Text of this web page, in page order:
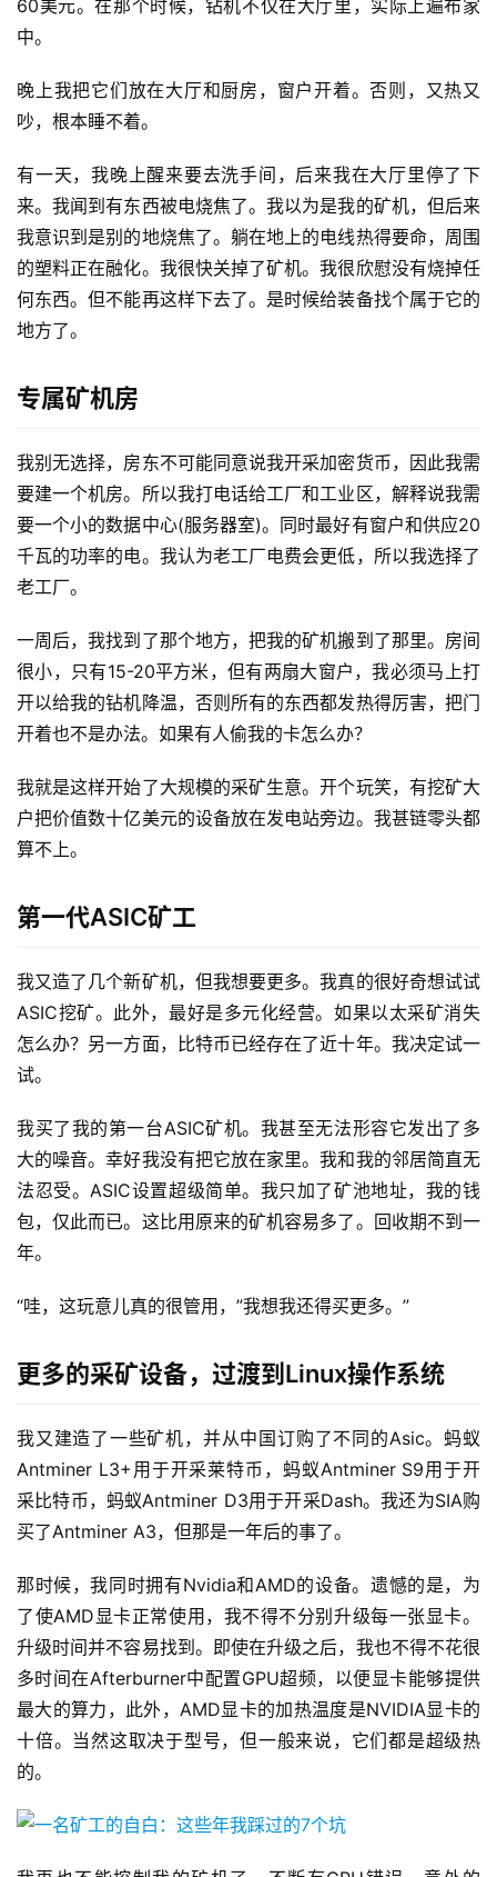
60美元。在那个时候，钻机不仅在大厅里，实际上遍布家
中。
晚上我把它们放在大厅和厨房，窗户开着。否则，又热又
吵，根本睡不着。
有一天，我晚上醒来要去洗手间，后来我在大厅里停了下
来。我闻到有东西被电烧焦了。我以为是我的矿机，但后来
我意识到是别的地烧焦了。躺在地上的电线热得要命，周围
的塑料正在融化。我很快关掉了矿机。我很欣慰没有烧掉任
何东西。但不能再这样下去了。是时候给装备找个属于它的
地方了。
专属矿机房
我别无选择，房东不可能同意说我开采加密货币，因此我需
要建一个机房。所以我打电话给工厂和工业区，解释说我需
要一个小的数据中心(服务器室)。同时最好有窗户和供应20
千瓦的功率的电。我认为老工厂电费会更低，所以我选择了
老工厂。
一周后，我找到了那个地方，把我的矿机搬到了那里。房间
很小，只有15-20平方米，但有两扇大窗户，我必须马上打
开以给我的钻机降温，否则所有的东西都发热得厉害，把门
开着也不是办法。如果有人偷我的卡怎么办？
我就是这样开始了大规模的采矿生意。开个玩笑，有挖矿大
户把价值数十亿美元的设备放在发电站旁边。我甚链零头都
算不上。
第一代ASIC矿工
我又造了几个新矿机，但我想要更多。我真的很好奇想试试
ASIC挖矿。此外，最好是多元化经营。如果以太采矿消失
怎么办？另一方面，比特币已经存在了近十年。我决定试一
试。
我买了我的第一台ASIC矿机。我甚至无法形容它发出了多
大的噪音。幸好我没有把它放在家里。我和我的邻居简直无
法忍受。ASIC设置超级简单。我只加了矿池地址，我的钱
包，仅此而已。这比用原来的矿机容易多了。回收期不到一
年。
“哇，这玩意儿真的很管用，”我想我还得买更多。”
更多的采矿设备，过渡到Linux操作系统
我又建造了一些矿机，并从中国订购了不同的Asic。蚂蚁
Antminer L3+用于开采莱特币，蚂蚁Antminer S9用于开
采比特币，蚂蚁Antminer D3用于开采Dash。我还为SIA购
买了Antminer A3，但那是一年后的事了。
那时候，我同时拥有Nvidia和AMD的设备。遗憾的是，为
了使AMD显卡正常使用，我不得不分别升级每一张显卡。
升级时间并不容易找到。即使在升级之后，我也不得不花很
多时间在Afterburner中配置GPU超频，以便显卡能够提供
最大的算力，此外，AMD显卡的加热温度是NVIDIA显卡的
十倍。当然这取决于型号，但一般来说，它们都是超级热
的。